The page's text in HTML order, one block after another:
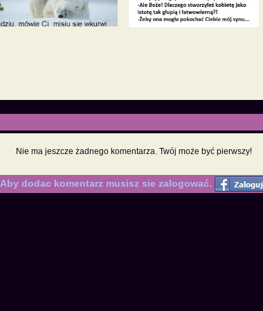
Nie ma jeszcze żadnego komentarza. Twój może być pierwszy!
Aby dodac komentarz musisz sie zalogować.